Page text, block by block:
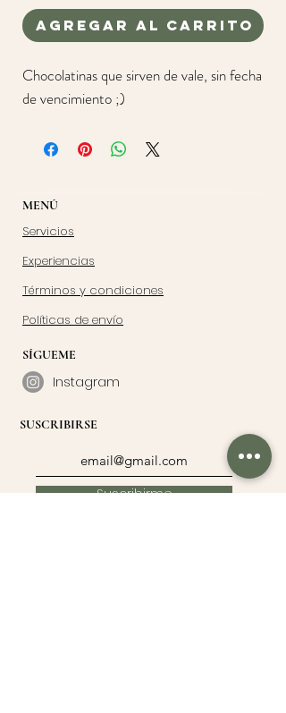
Agregar al carrito
Chocolatinas que sirven de vale, sin fecha
de vencimiento ;)
MENÚ
Servicios
Experiencias
Términos y condiciones
Políticas de envío
SÍGUEME
Instagram
SUSCRIBIRSE
Suscribirme